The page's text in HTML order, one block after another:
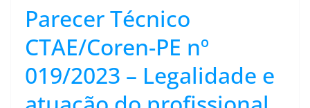
Parecer Técnico
CTAE/Coren-PE nº
019/2023 – Legalidade e